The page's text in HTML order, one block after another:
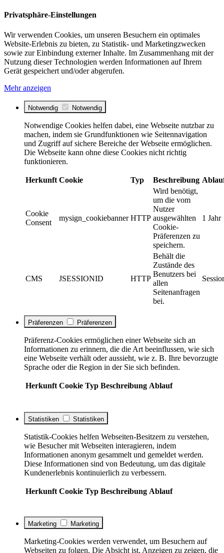
Privatsphäre-Einstellungen
Wir verwenden Cookies, um unseren Besuchern ein optimales
Website-Erlebnis zu bieten, zu Statistik- und Marketingzwecken
sowie zur Einbindung externer Inhalte. Im Zusammenhang mit der
Nutzung dieser Technologien werden Informationen auf Ihrem
Gerät gespeichert und/oder abgerufen.
Mehr anzeigen
Notwendig Notwendig
Notwendige Cookies helfen dabei, eine Webseite nutzbar zu
machen, indem sie Grundfunktionen wie Seitennavigation
und Zugriff auf sichere Bereiche der Webseite ermöglichen.
Die Webseite kann ohne diese Cookies nicht richtig
funktionieren.
Herkunft Cookie Typ Beschreibung
Cookie
Consent
mysign_cookiebanner HTTP
Wird benötigt,
um die vom
Nutzer
ausgewählten
Cookie-
Präferenzen zu
speichern.
1 Jahr
CMS JSESSIONID HTTP
Behält die
Zustände des
Benutzers bei
allen
Seitenanfragen
bei.
Präferenzen Präferenzen
Präferenz-Cookies ermöglichen einer Webseite sich an
Informationen zu erinnern, die die Art beeinflussen, wie sich
eine Webseite verhält oder aussieht, wie z. B. Ihre bevorzugte
Sprache oder die Region in der Sie sich befinden.
Herkunft Cookie Typ Beschreibung Ablauf
Statistiken Statistiken
Statistik-Cookies helfen Webseiten-Besitzern zu verstehen,
wie Besucher mit Webseiten interagieren, indem
Informationen anonym gesammelt und gemeldet werden.
Diese Informationen sind von Bedeutung, um das digitale
Kundenerlebnis kontinuierlich zu verbessern.
Herkunft Cookie Typ Beschreibung Ablauf
Marketing Marketing
Marketing-Cookies werden verwendet, um Besuchern auf
Webseiten zu folgen. Die Absicht ist, Anzeigen zu zeigen, die